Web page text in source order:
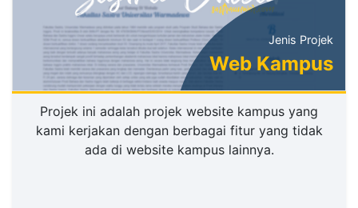
Jenis Projek
Web Kampus
Projek ini adalah projek website kampus yang
kami kerjakan dengan berbagai fitur yang tidak
ada di website kampus lainnya.